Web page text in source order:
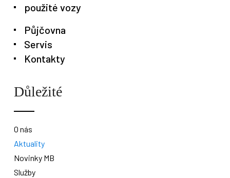
použité vozy
Půjčovna
Servis
Kontakty
Důležité
O nás
Aktuality
Novinky MB
Služby